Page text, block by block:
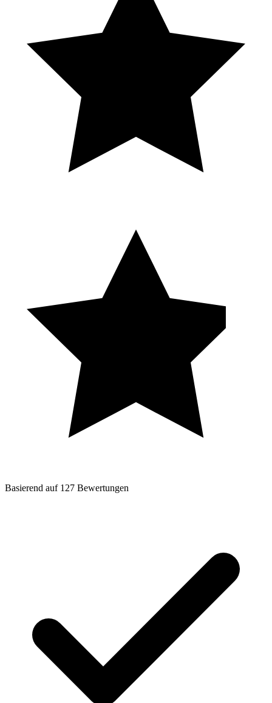
Basierend auf 127 Bewertungen